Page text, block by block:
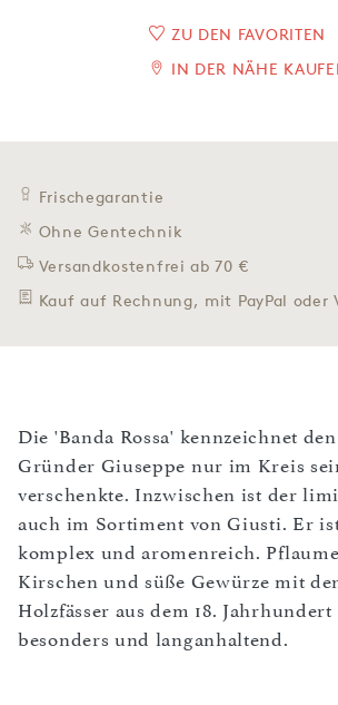
ZU DEN FAVORITEN
IN DER NÄHE
Frischegarantie
Ohne Gentechnik
Versandkostenfrei ab 70 €
Kauf auf Rechnung, mit PayPal oder
Die 'Banda Rossa' kennzeichnet
Gründer Giuseppe nur im Kreis
verschenkte. Inzwischen ist der
auch im Sortiment von Giusti. Er
komplex und aromenreich.
Kirschen und süße Gewürze mit
Holzfässer aus dem 18.
besonders und langanhaltend.